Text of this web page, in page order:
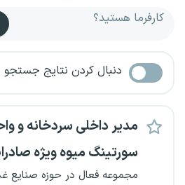
کارفرما هستید؟
دنبال کردن نتایج جستجو
مدیر داخلی سردخانه و
سورتینگ میوه ویژه
مجموعه فعال در حوزه صنایع